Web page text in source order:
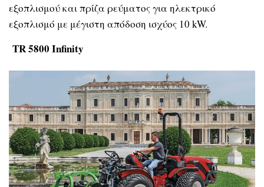
εξοπλισμού και πρίζα ρεύματος για ηλεκτρικό
εξοπλισμό με μέγιστη απόδοση ισχύος 10 kW.
TR5800 Infinity